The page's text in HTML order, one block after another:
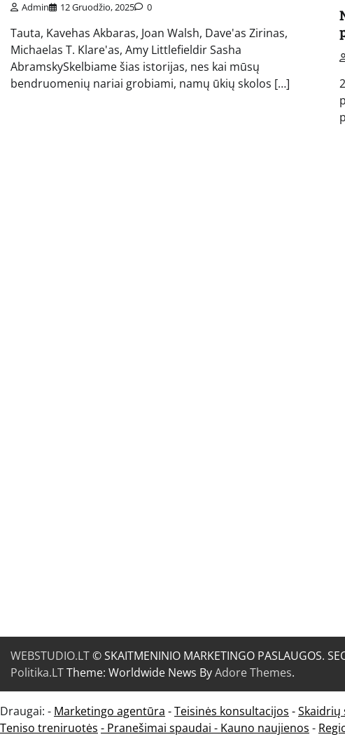
Admin 12 Gruodžio, 2025 0
Tauta, Kavehas Akbaras, Joan Walsh, Dave'as Zirinas,
Michaelas T. Klare'as, Amy Littlefieldir Sasha
AbramskySkelbiame šias istorijas, nes kai mūsų
bendruomenių nariai grobiami, namų ūkių skolos […]
WEBSTUDIO.LT© SKAITMENINIO MARKETINGO
Politika.LTTheme: Worldwide News ByAdore Themes.
Draugai: - Marketingo agentūra -Teisinės konsultacijos -Skaidrių
Teniso treniruotės - Pranešimai spaudai - Kauno naujienos -